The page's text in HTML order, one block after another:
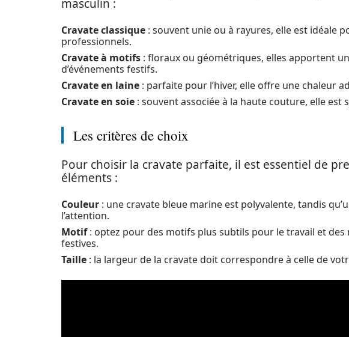
masculin :
Cravate classique : souvent unie ou à rayures, elle est idéale
professionnels.
Cravate à motifs : floraux ou géométriques, elles apportent
d’événements festifs.
Cravate en laine : parfaite pour l’hiver, elle offre une chaleur
Cravate en soie : souvent associée à la haute couture, elle
Les critères de choix
Pour choisir la cravate parfaite, il est essentiel de
éléments :
Couleur : une cravate bleue marine est polyvalente, tandis
l’attention.
Motif: optez pour des motifs plus subtils pour le travail et des
festives.
Taille : la largeur de la cravate doit correspondre à celle de